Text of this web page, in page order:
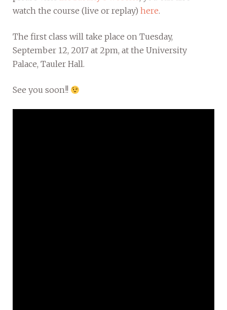
watch the course (live or replay) here.
The first class will take place on Tuesday,
September 12, 2017 at 2pm, at the University
Palace, Tauler Hall.
See you soon!!